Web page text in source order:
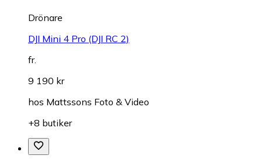
Drönare
DJI Mini 4 Pro (DJI RC 2)
fr.
9 190 kr
hos Mattssons Foto & Video
+8 butiker